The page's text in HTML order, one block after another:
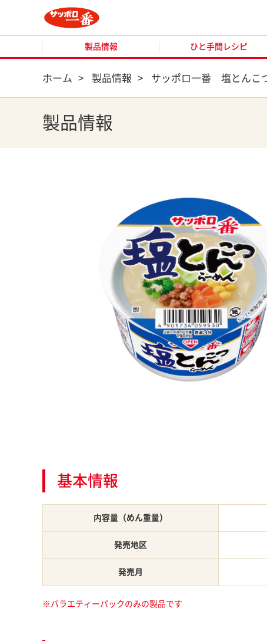
製品情報 ひと手間レシピ
ホーム > 製品情報 > サッポロ一番 塩とんこ
製品情報
基本情報
内容量（めん重量）
発売地区
発売月
※バラエティーパックのみの製品です